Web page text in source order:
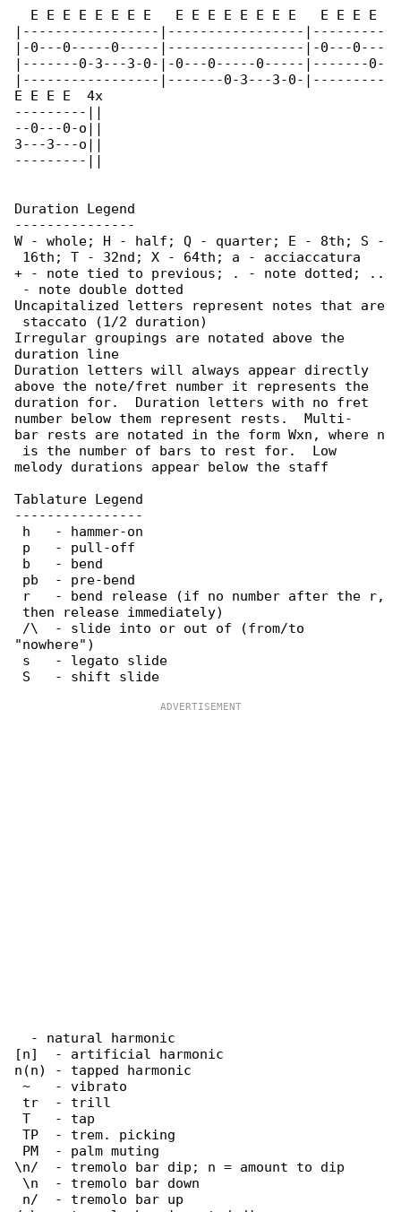
  E E E E E E E E   E E E E E E E E   E E E E
|-----------------|-----------------|---------
|-0---0-----0-----|-----------------|-0---0---
|-------0-3---3-0-|-0---0-----0-----|-------0-
|-----------------|-------0-3---3-0-|---------
E E E E  4x
---------||
--0---0-o||
3---3---o||
---------||
Duration Legend
---------------
W - whole; H - half; Q - quarter; E - 8th; S -
16th; T - 32nd; X - 64th; a - acciaccatura
+ - note tied to previous; . - note dotted; ..
- note double dotted
Uncapitalized letters represent notes that are
staccato (1/2 duration)
Irregular groupings are notated above the
duration line
Duration letters will always appear directly
above the note/fret number it represents the
duration for.  Duration letters with no fret
number below them represent rests.  Multi-
bar rests are notated in the form Wxn, where n
is the number of bars to rest for.  Low
melody durations appear below the staff
Tablature Legend
----------------
h   - hammer-on
p   - pull-off
b   - bend
pb  - pre-bend
r   - bend release (if no number after the r,
then release immediately)
/\  - slide into or out of (from/to
"nowhere")
s   - legato slide
  - natural harmonic
[n]  - artificial harmonic
n(n) - tapped harmonic
~   - vibrato
tr  - trill
T   - tap
TP  - trem. picking
PM  - palm muting
\n/  - tremolo bar dip; n = amount to dip
\n  - tremolo bar down
n/  - tremolo bar up